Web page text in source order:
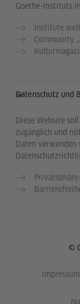
Goethe-Instituts
Institute
Community
Datenschutz
Diese Website
zugänglich und
Daten verwenden
©
Impressum